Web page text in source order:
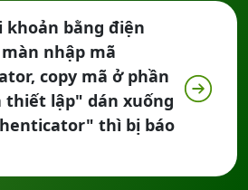
khoản bằng điện
nhập mã
copy mã ở phần
thiết lập" dán xuống
thì bị báo